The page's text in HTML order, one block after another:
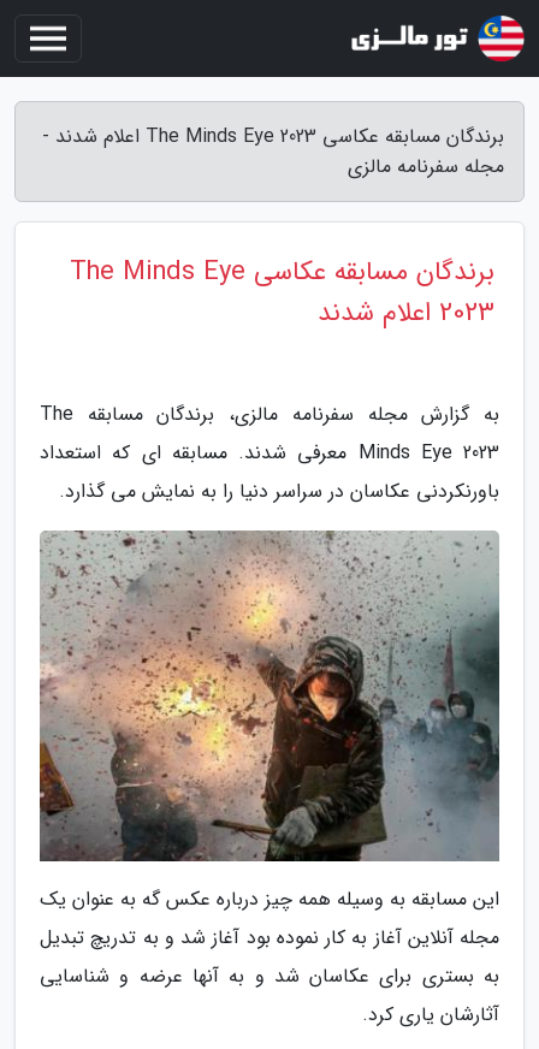
برندگان مسابقه عکاسی The Minds Eye 2023 اعلام شدند -
مجله سفرنامه مالزی
برندگان مسابقه عکاسی The Minds Eye
2023 اعلام شدند
به گزارش مجله سفرنامه مالزی، برندگان مسابقه The
Minds Eye 2023 معرفی شدند. مسابقه ای که استعداد
باورنکردنی عکاسان در سراسر دنیا را به نمایش می گذارد.
این مسابقه به وسیله همه چیز درباره عکس گه به عنوان یک
مجله آنلاین آغاز به کار نموده بود آغاز شد و به تدریچ تبدیل
به بستری برای عکاسان شد و به آنها عرضه و شناسایی
آثارشان یاری کرد.